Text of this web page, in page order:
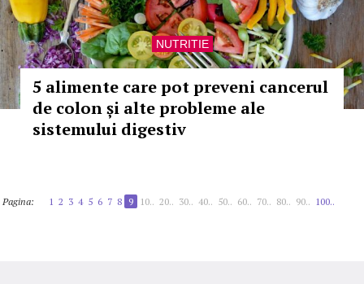
NUTRITIE
5 alimente care pot preveni cancerul
de colon și alte probleme ale
sistemului digestiv
Pagina: 1 2 3 4 5 6 7 8 9 10.. 20.. 30.. 40.. 50.. 60.. 70.. 80.. 90.. 100..